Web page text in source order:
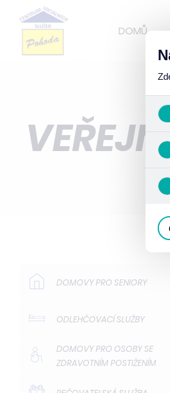
DOMŮ
DOMOVY PRO SENIORY
ODLEHČOVACÍ SLUŽBY
DOMOVY PRO OSOBY SE
ZDRAVOTNÍM POSTIŽENÍM